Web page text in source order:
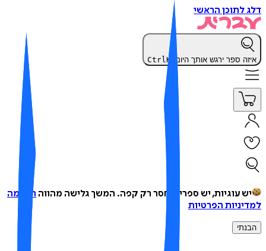
לתוכן הראשי
ספר ירגש אותך היום? CtrlK
יש עוגיות, יש ספרים, חסר רק קפה.המשך גלישה מהווההסכמה
הפרטיות